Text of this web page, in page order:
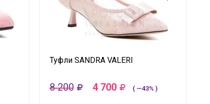
Туфли SANDRA VALERI
8 200 4 700 ( —43% )